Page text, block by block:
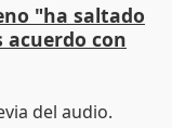
"ha saltado
acuerdo con